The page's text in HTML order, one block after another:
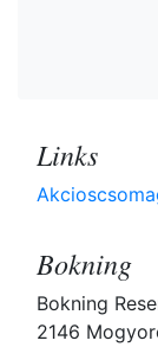
Links
Bokning
Bokning
2146